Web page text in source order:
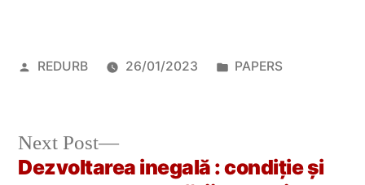
Posted
REDURB 26/01/2023
Posted
PAPERS
Next Post
Next
post:
Dezvoltarea inegală : condiție și